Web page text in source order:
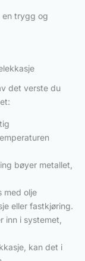
en trygg og
det verste du
bøyer metallet,
med olje
eller fastkjøring.
inn i systemet,
kan det i